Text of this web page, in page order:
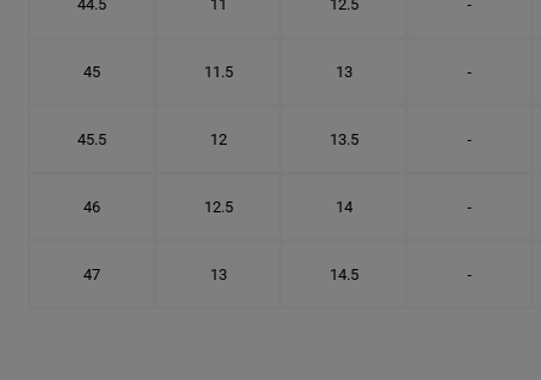
45 11.5 13 -
45.5 12 13.5 -
46 12.5 14 -
47 13 14.5 -